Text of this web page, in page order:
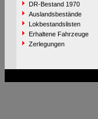
DR-Bestand 1970
Auslandsbestände
Lokbestandslisten
Erhaltene Fahrzeuge
Zerlegungen